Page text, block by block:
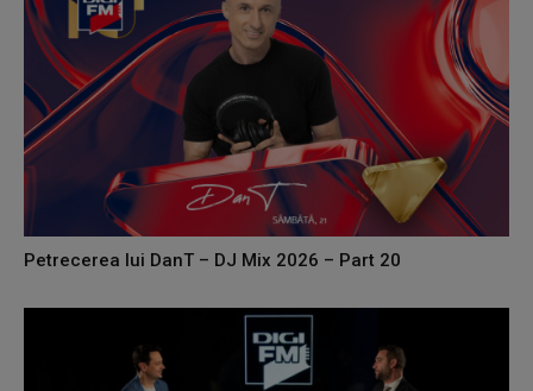
Petrecerea lui DanT – DJ Mix 2026 – Part 20